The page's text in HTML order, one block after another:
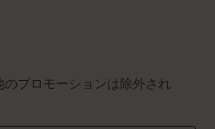
プロモーションは除外され